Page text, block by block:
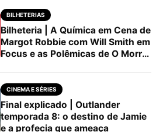
BILHETERIAS
Bilheteria | A Química em Cena de
Margot Robbie com Will Smith em
Focus e as Polêmicas de O Morro
CINEMA E SÉRIES
Final explicado | Outlander
temporada 8: o destino de Jamie
e a profecia que ameaça